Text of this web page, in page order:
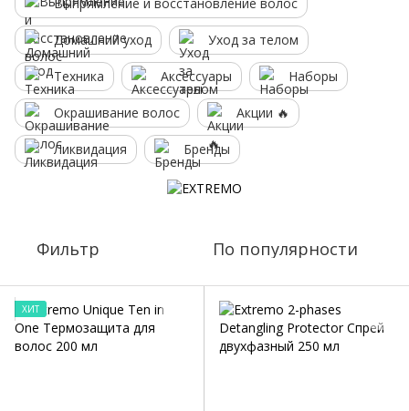
Домашний уход Уход за телом
Техника Аксессуары Наборы
Окрашивание волос Акции 🔥
Ликвидация Бренды
Фильтр По популярности
ХИТ